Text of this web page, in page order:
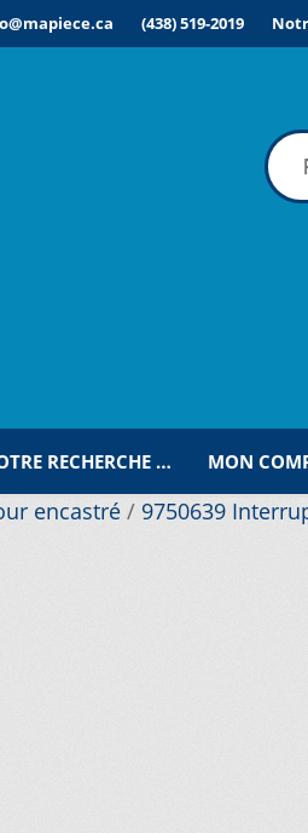
(438) 519-2019
RECHERCHE … MON
POUR UNE RECHERCHE
ON L’AJOUTE POUR VOUS !
encastré/ 9750639